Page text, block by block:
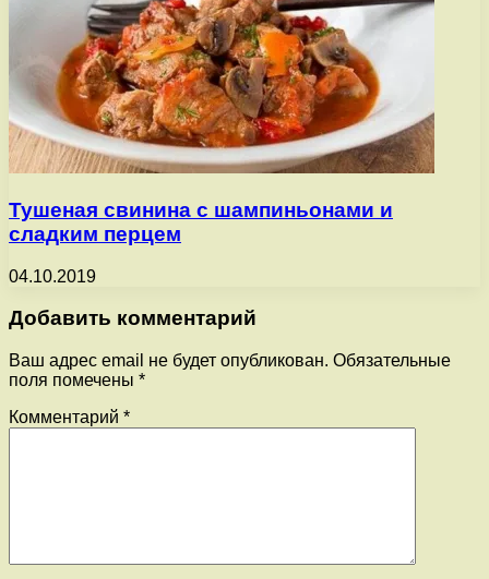
Тушеная свинина с шампиньонами и
сладким перцем
04.10.2019
Добавить комментарий
Ваш адрес email не будет опубликован. Обязательные
поля помечены *
Комментарий *